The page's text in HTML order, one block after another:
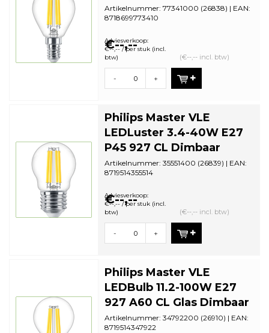
Artikelnummer: 77341000 (26838) | EAN:
8718699773410
bestelhoeveelh...
€--,--
Adviesverkoop:
€--,-- / per stuk (incl.
btw)
(€--,-- incl. btw)
- +
Philips Master VLE
LEDLuster 3.4-40W E27
P45 927 CL Dimbaar
Artikelnummer: 35551400 (26839) | EAN:
8719514355514
bestelhoeveelh...
€--,--
Adviesverkoop:
€--,-- / per stuk (incl.
btw)
(€--,-- incl. btw)
- +
Philips Master VLE
LEDBulb 11.2-100W E27
927 A60 CL Glas Dimbaar
Artikelnummer: 34792200 (26910) | EAN:
8719514347922